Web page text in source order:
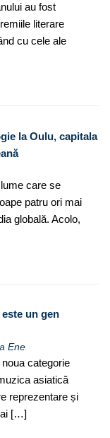
au fost
literare
cu cele ale
la Oulu, capitala
care se
patru ori mai
globală. Acolo,
un gen
Ene
categorie
asiatică
reprezentare și
[…]